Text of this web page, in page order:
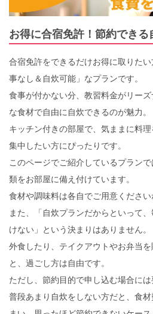
o
n
お得に合宿免許！節約できる
合宿免許をできるだけお得に取りた
事なし＆自炊可能」なプランです。
食事が付かない分、教習料金がリー
な食材で自由に自炊できるのが魅力。
キッチン付きの部屋で、気ままに料
集中したい方にぴったりです。
このページでご紹介しているプラン
類をお部屋に備え付けています。
食材や調味料は各自でご用意ください
また、「自炊プランだからといって
けない」という決まりはありません。
外食したり、テイクアウトやお弁当
と、過ごし方は自由です。
ただし、節約目的で申し込む場合には
普段あまり自炊をしない方だと、食